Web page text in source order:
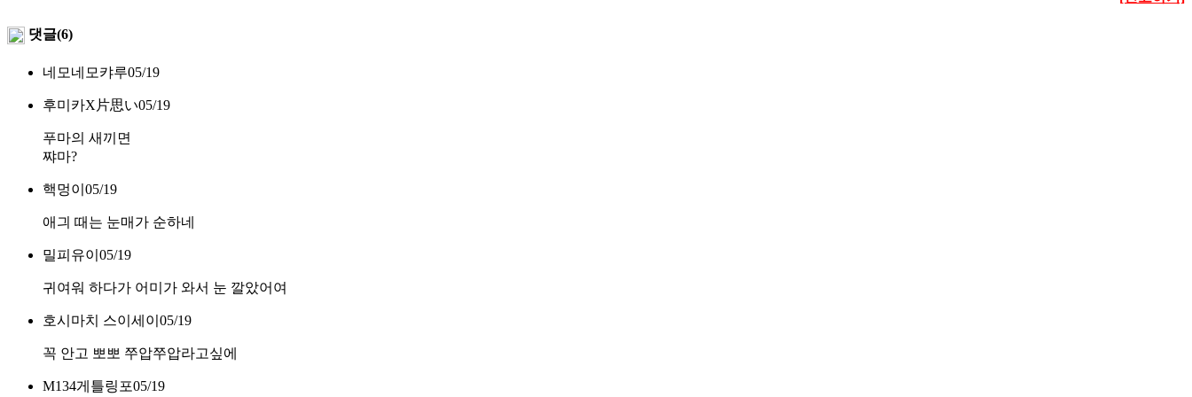
댓글(6)
네모네모캬루05/19
후미카X片思い05/19
푸마의 새끼면
쨔마?
핵멍이 05/19
애긔 때는 눈매가 순하네
밀피유이 05/19
귀여워 하다가 어미가 와서 눈 깔았어여
호시마치 스이세이 05/19
꼭 안고 뽀뽀 쭈압쭈압라고싶에
M134게틀링포05/19